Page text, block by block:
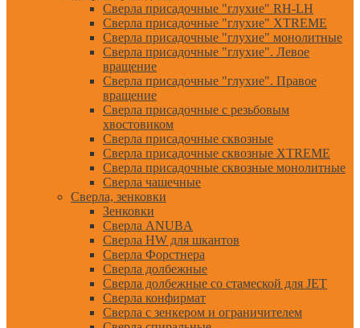
Сверла присадочные "глухие" RH-LH
Сверла присадочные "глухие" XTREME
Сверла присадочные "глухие" монолитные
Сверла присадочные "глухие". Левое
вращение
Сверла присадочные "глухие". Правое
вращение
Сверла присадочные с резьбовым
хвостовиком
Сверла присадочные сквозные
Сверла присадочные сквозные XTREME
Сверла присадочные сквозные монолитные
Сверла чашечные
Сверла, зенковки
Зенковки
Сверла ANUBA
Сверла HW для шкантов
Сверла Форстнера
Сверла долбежные
Сверла долбежные со стамеской для JET
Сверла конфирмат
Сверла с зенкером и ограничителем